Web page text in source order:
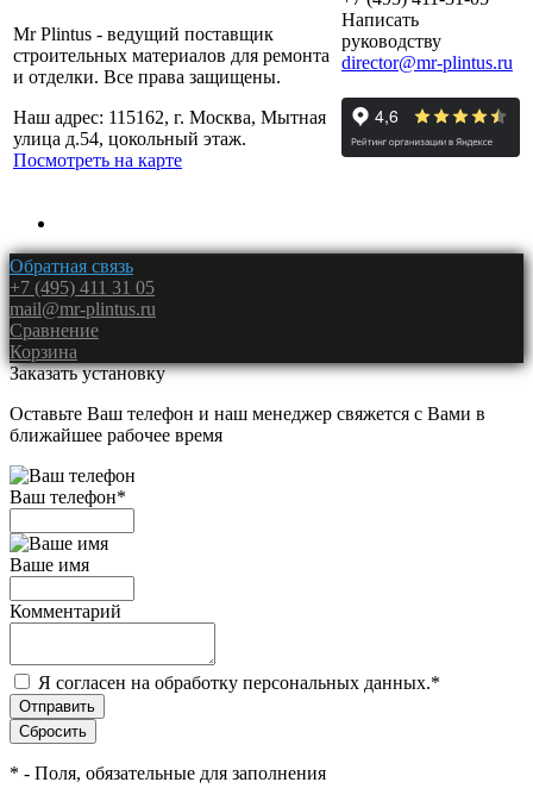
Mr Plintus - ведущий поставщик
строительных материалов для ремонта
и отделки. Все права защищены.
Наш адрес: 115162, г. Москва, Мытная
улица д.54, цокольный этаж.
Посмотреть на карте
Написать
руководству
director@mr-plintus.ru
Обратная связь
+7 (495) 411 31 05
mail@mr-plintus.ru
Сравнение
Корзина
Заказать установку
Оставьте Ваш телефон и наш менеджер свяжется с Вами в
ближайшее рабочее время
Ваш телефон*
Ваше имя
Комментарий
Я согласен на обработку персональных данных.*
* - Поля, обязательные для заполнения